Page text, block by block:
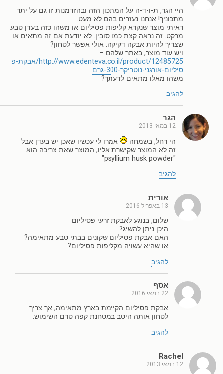
היי הגר, ת-ו-ד-ה על המתכון הזה ובהזדמנות זו גם על יתר
מתכוניך! אנחנו נעזרים בהם לא מעט.
ראיתי מוצר שנקרא קליפות פסיליום או משהו כזה בעדן טבע
מרקט. זה נראה קצת כמו סובין. לא יודעת אם זה מתאים או
שצריך להיות אבקה דקיקה. אולי אפשר לטחון?
ויש עוד מוצר, באתר שלהם –
http://www.edenteva.co.il/product/12485725/אבקת-פ
סיליום-אורגני-נוטריקר-300-גרם
משהו מאלו מתאים לדעתך?
להגיב
הגר
12 במאי 2013
הי רחל, בשמחה
אמרו לי עכשיו שאכן יש בעדן אבל
זה לא המוצר שקישרת אליו, המוצר שאת צריכה הוא
"psyllium husk powder"
להגיב
אורית
13 באפריל 2016
שלום, בנוגע לאבקת זרעי פסיליום
היכן ניתן להשיג?
האם אבקת פסיליום שקונים בבתי טבע מתאימה?
או שהיא עשויה מקליפות פסיליום?
להגיב
אסף
22 במאי 2016
אבקת פסיליום הקיימת בארץ מתאימה, אך צריך
לטחון אותה היטב במטחנת קפה טרם השימוש.
להגיב
Rachel
12 במאי 2013